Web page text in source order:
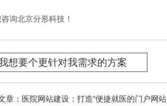
询北京分形科技！
想要个更针对我需求的方案
章：医院网站建设：打造“便捷就医的门户网站